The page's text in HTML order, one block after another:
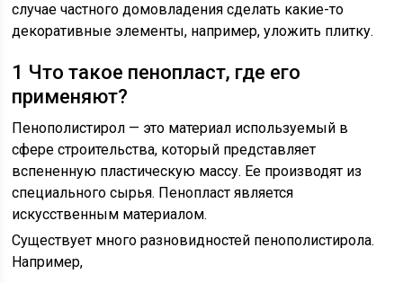
случае частного домовладения сделать какие-то
декоративные элементы, например, уложить плитку.
1 Что такое пенопласт, где его
применяют?
Пенополистирол — это материал используемый в
сфере строительства, который представляет
вспененную пластическую массу. Ее производят из
специального сырья. Пенопласт является
искусственным материалом.
Существует много разновидностей пенополистирола.
Например,